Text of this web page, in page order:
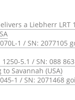
a Liebherr LRT
1 / SN: 2077105
5.1 / SN: 088
Savannah (USA)
1 / SN: 2071468